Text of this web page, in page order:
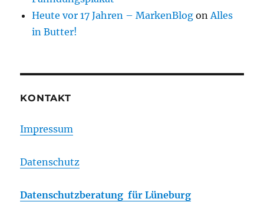
Heute vor 17 Jahren – MarkenBlog onAlles
in Butter!
KONTAKT
Impressum
Datenschutz
Datenschutzberatung für Lüneburg